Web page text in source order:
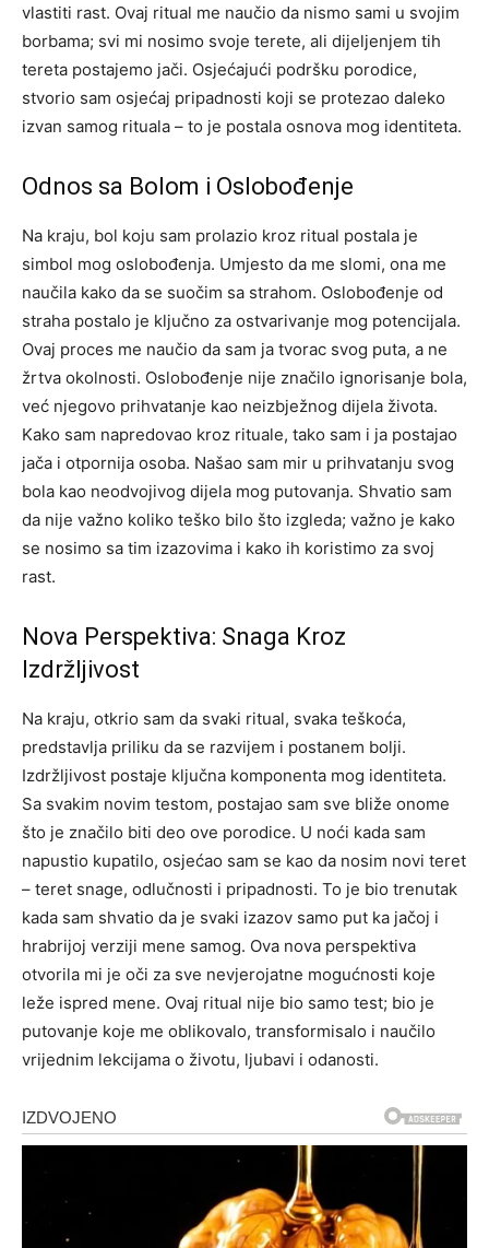
vlastiti rast. Ovaj ritual me naučio da nismo sami u svojim
borbama; svi mi nosimo svoje terete, ali dijeljenjem tih
tereta postajemo jači. Osjećajući podršku porodice,
stvorio sam osjećaj pripadnosti koji se protezao daleko
izvan samog rituala – to je postala osnova mog identiteta.
Odnos sa Bolom i Oslobođenje
Na kraju, bol koju sam prolazio kroz ritual postala je
simbol mog oslobođenja. Umjesto da me slomi, ona me
naučila kako da se suočim sa strahom. Oslobođenje od
straha postalo je ključno za ostvarivanje mog potencijala.
Ovaj proces me naučio da sam ja tvorac svog puta, a ne
žrtva okolnosti. Oslobođenje nije značilo ignorisanje bola,
već njegovo prihvatanje kao neizbježnog dijela života.
Kako sam napredovao kroz rituale, tako sam i ja postajao
jača i otpornija osoba. Našao sam mir u prihvatanju svog
bola kao neodvojivog dijela mog putovanja. Shvatio sam
da nije važno koliko teško bilo što izgleda; važno je kako
se nosimo sa tim izazovima i kako ih koristimo za svoj
rast.
Nova Perspektiva: Snaga Kroz
Izdržljivost
Na kraju, otkrio sam da svaki ritual, svaka teškoća,
predstavlja priliku da se razvijem i postanem bolji.
Izdržljivost postaje ključna komponenta mog identiteta.
Sa svakim novim testom, postajao sam sve bliže onome
što je značilo biti deo ove porodice. U noći kada sam
napustio kupatilo, osjećao sam se kao da nosim novi teret
– teret snage, odlučnosti i pripadnosti. To je bio trenutak
kada sam shvatio da je svaki izazov samo put ka jačoj i
hrabrijoj verziji mene samog. Ova nova perspektiva
otvorila mi je oči za sve nevjerojatne mogućnosti koje
leže ispred mene. Ovaj ritual nije bio samo test; bio je
putovanje koje me oblikovalo, transformisalo i naučilo
vrijednim lekcijama o životu, ljubavi i odanosti.